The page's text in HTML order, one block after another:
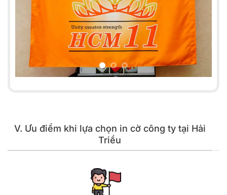
V. Ưu điểm khi lựa chọn in cờ công ty tại Hải
Triều